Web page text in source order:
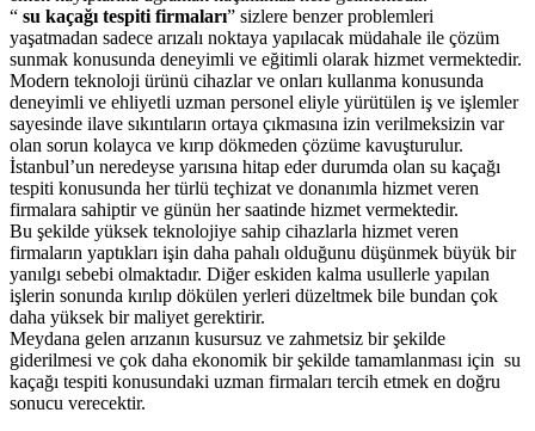
“ su kaçağı tespiti firmaları” sizlere benzer problemleri
yaşatmadan sadece arızalı noktaya yapılacak müdahale ile çözüm
sunmak konusunda deneyimli ve eğitimli olarak hizmet vermektedir.
Modern teknoloji ürünü cihazlar ve onları kullanma konusunda
deneyimli ve ehliyetli uzman personel eliyle yürütülen iş ve işlemler
sayesinde ilave sıkıntıların ortaya çıkmasına izin verilmeksizin var
olan sorun kolayca ve kırıp dökmeden çözüme kavuşturulur.
İstanbul’un neredeyse yarısına hitap eder durumda olan su kaçağı
tespiti konusunda her türlü teçhizat ve donanımla hizmet veren
firmalara sahiptir ve günün her saatinde hizmet vermektedir.
Bu şekilde yüksek teknolojiye sahip cihazlarla hizmet veren
firmaların yaptıkları işin daha pahalı olduğunu düşünmek büyük bir
yanılgı sebebi olmaktadır. Diğer eskiden kalma usullerle yapılan
işlerin sonunda kırılıp dökülen yerleri düzeltmek bile bundan çok
daha yüksek bir maliyet gerektirir.
Meydana gelen arızanın kusursuz ve zahmetsiz bir şekilde
giderilmesi ve çok daha ekonomik bir şekilde tamamlanması için su
kaçağı tespiti konusundaki uzman firmaları tercih etmek en doğru
sonucu verecektir.